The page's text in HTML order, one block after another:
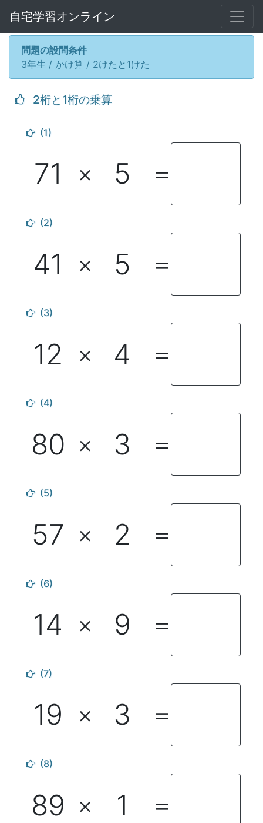
自宅学習オンライン
問題の設問条件
3年生 / かけ算 / 2けたと1けた
2桁と1桁の乗算
(1)
71 × 5 ＝
(2)
41 × 5 ＝
(3)
12 × 4 ＝
(4)
80 × 3 ＝
(5)
57 × 2 ＝
(6)
14 × 9 ＝
(7)
19 × 3 ＝
(8)
89 × 1 ＝